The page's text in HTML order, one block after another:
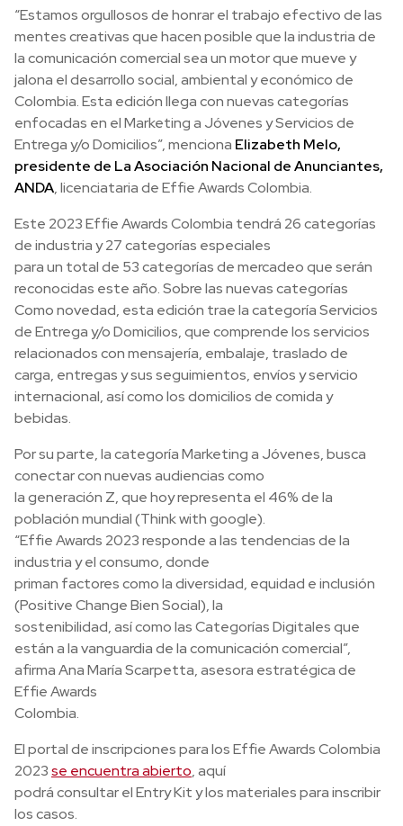
“Estamos orgullosos de honrar el trabajo efectivo de las
mentes creativas que hacen posible que la industria de
la comunicación comercial sea un motor que mueve y
jalona el desarrollo social, ambiental y económico de
Colombia. Esta edición llega con nuevas categorías
enfocadas en el Marketing a Jóvenes y Servicios de
Entrega y/o Domicilios”, menciona Elizabeth Melo,
presidente de La Asociación Nacional de Anunciantes,
ANDA, licenciataria de Effie Awards Colombia.
Este 2023 Effie Awards Colombia tendrá 26 categorías
de industria y 27 categorías especiales
para un total de 53 categorías de mercadeo que serán
reconocidas este año. Sobre las nuevas categorías
Como novedad, esta edición trae la categoría Servicios
de Entrega y/o Domicilios, que comprende los servicios
relacionados con mensajería, embalaje, traslado de
carga, entregas y sus seguimientos, envíos y servicio
internacional, así como los domicilios de comida y
bebidas.
Por su parte, la categoría Marketing a Jóvenes, busca
conectar con nuevas audiencias como
la generación Z, que hoy representa el 46% de la
población mundial (Think with google).
“Effie Awards 2023 responde a las tendencias de la
industria y el consumo, donde
priman factores como la diversidad, equidad e inclusión
(Positive Change Bien Social), la
sostenibilidad, así como las Categorías Digitales que
están a la vanguardia de la comunicación comercial”,
afirma Ana María Scarpetta, asesora estratégica de
Effie Awards
Colombia.
El portal de inscripciones para los Effie Awards Colombia
2023se encuentra abierto, aquí
podrá consultar el Entry Kit y los materiales para inscribir
los casos.